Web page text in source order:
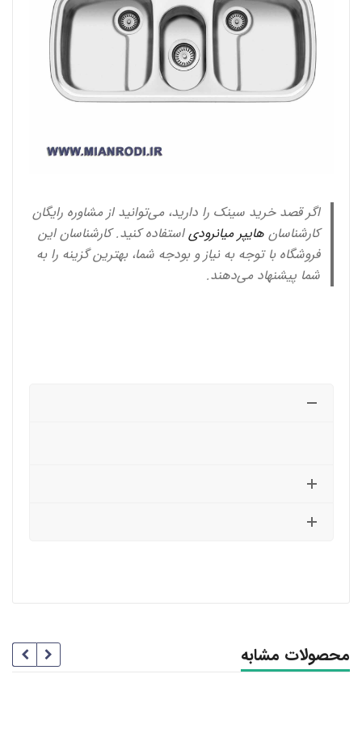
اگر قصد خرید سینک را دارید، می‌توانید از مشاوره رایگان
کارشناسان هایپر میانرودیاستفاده کنید. کارشناسان این
فروشگاه با توجه به نیاز و بودجه شما، بهترین گزینه را به
شما پیشنهاد می‌دهند.
محصولات مشابه